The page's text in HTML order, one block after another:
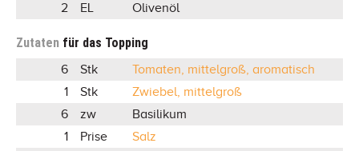
2
EL Olivenöl
Zutaten für das Topping
6 Stk
Tomaten, mittelgroß, aromatisch
1
Stk
Zwiebel, mittelgroß
6
zw
Basilikum
1
Prise
Salz